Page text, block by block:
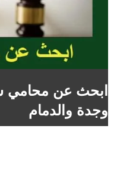
ابحث عن محامي
وجدة والدمام